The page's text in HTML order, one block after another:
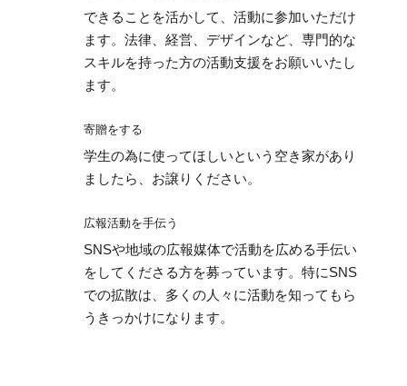
できることを活かして、活動に参加いただけ
ます。法律、経営、デザインなど、専門的な
スキルを持った方の活動支援をお願いいたし
ます。
寄贈をする
学生の為に使ってほしいという空き家があり
ましたら、お譲りください。
広報活動を手伝う
SNSや地域の広報媒体で活動を広める手伝い
をしてくださる方を募っています。特にSNS
での拡散は、多くの人々に活動を知ってもら
うきっかけになります。